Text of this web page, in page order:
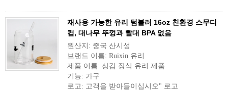
재사용 가능한 유리 텀블러 16oz 친환경 스무디
컵, 대나무 뚜껑과 빨대 BPA 없음
원산지: 중국 산시성
브랜드 이름: Ruixin 유리
제품 이름: 상감 장식 유리 제품
기능: 가구
로고: 고객을 받아들이십시오" 로고